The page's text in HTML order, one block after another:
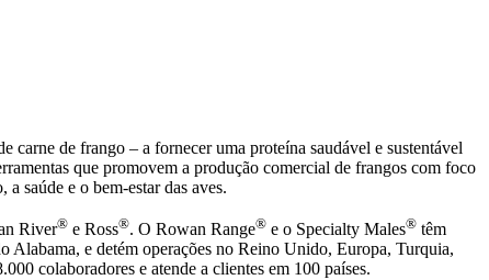
carne de frango – a fornecer uma proteína saudável e sustentável
que promovem a produção comercial de frangos com foco
saúde e o bem-estar das aves.
River® e Ross®. O Rowan Range® e o Specialty Males® têm
Alabama, e detém operações no Reino Unido, Europa, Turquia,
colaboradores e atende a clientes em 100 países.